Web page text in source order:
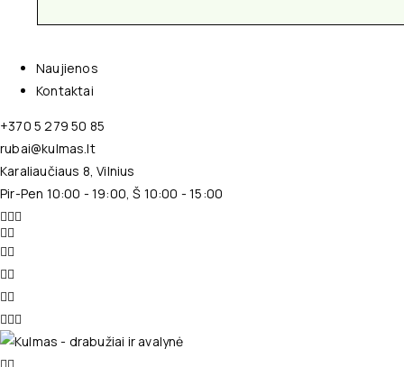
Naujienos
Kontaktai
+370 5 279 50 85
rubai@kulmas.lt
Karaliaučiaus 8, Vilnius
Pir-Pen 10:00 - 19:00, Š 10:00 - 15:00